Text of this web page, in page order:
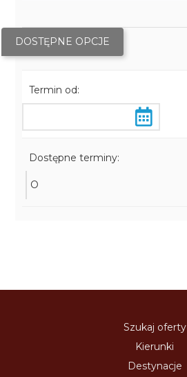
DOSTĘPNE OPCJE
Termin od:
Dostępne terminy:
O
Szukaj oferty
Kierunki
Destynacje